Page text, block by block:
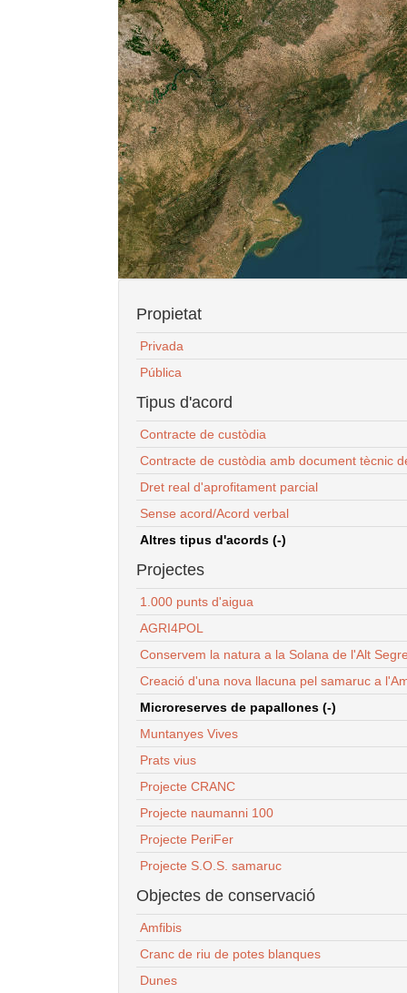
Propietat
Privada
Pública
Tipus d'acord
Contracte de custòdia
Contracte de custòdia amb document tècnic
Dret real d'aprofitament parcial
Sense acord/Acord verbal
Altres tipus d'acords (-)
Projectes
1.000 punts d'aigua
AGRI4POL
Conservem la natura a la Solana de l'Alt
Creació d'una nova llacuna pel samaruc a
Microreserves de papallones (-)
Muntanyes Vives
Prats vius
Projecte CRANC
Projecte naumanni 100
Projecte PeriFer
Projecte S.O.S. samaruc
Objectes de conservació
Amfibis
Cranc de riu de potes blanques
Dunes